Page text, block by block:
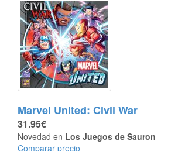
Marvel United: Civil War
31.95€
Novedad en Los Juegos de Sauron
Comparar precio